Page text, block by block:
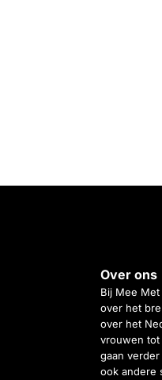
Over ons
Bij Mee
over het
over het
vrouwen tot
gaan
ook andere